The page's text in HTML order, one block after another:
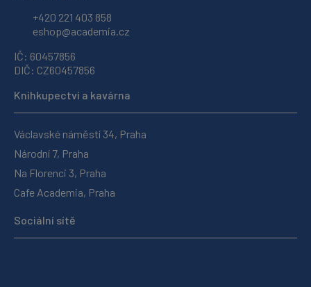
+420 221 403 858
eshop@academia.cz
IČ: 60457856
DIČ: CZ60457856
Knihkupectví a kavárna
Václavské náměstí 34, Praha
Národní 7, Praha
Na Florenci 3, Praha
Cafe Academia, Praha
Sociální sítě